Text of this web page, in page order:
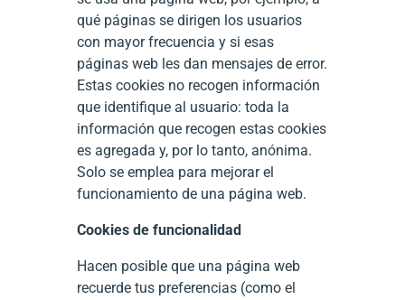
qué páginas se dirigen los usuarios
con mayor frecuencia y si esas
páginas web les dan mensajes de error.
Estas cookies no recogen información
que identifique al usuario: toda la
información que recogen estas cookies
es agregada y, por lo tanto, anónima.
Solo se emplea para mejorar el
funcionamiento de una página web.
Cookies de funcionalidad
Hacen posible que una página web
recuerde tus preferencias (como el